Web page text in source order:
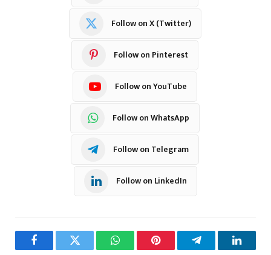
Follow on X (Twitter)
Follow on Pinterest
Follow on YouTube
Follow on WhatsApp
Follow on Telegram
Follow on LinkedIn
FacebookTwitter WhatsAppPinterest Telegram